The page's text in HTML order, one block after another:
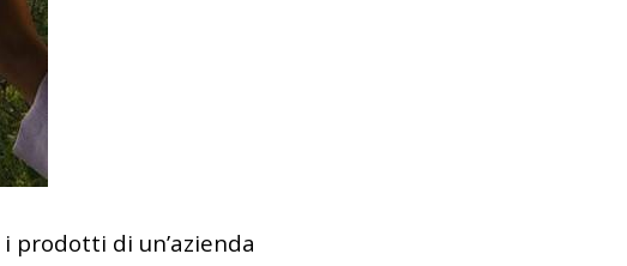
prodotti di un’azienda